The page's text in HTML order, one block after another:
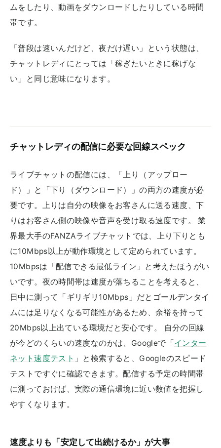
ムをしたり、動画をダウンロードしたりしている時間
帯です。
「普段は速いんだけど、夜だけ遅い」という状態は、
チャットレディにとっては「稼ぎたいときに稼げな
い」と同じ意味になります。
チャットレディの配信に必要な回線スペック
ライブチャットの配信には、「上り（アップロー
ド）」と「下り（ダウンロード）」の両方の速度が必
要です。上りは自分の映像をお客さんに送る速度、下
りはお客さん側の映像や音声を受け取る速度です。 業
界最大手のFANZAライブチャットでは、上り下りとも
に10Mbps以上が動作環境として定められています。
10Mbpsは「配信できる最低ライン」と考えたほうがい
いです。夜の時間帯は速度が落ちることを考えると、
日中に測って「ギリギリ10Mbps」だとゴールデンタイ
ムには足りなくなる可能性があるため、余裕を持って
20Mbps以上出ている環境だと安心です。 自分の回線
が今どのくらいの速度なのかは、Googleで「 インター
ネット速度テスト 」と検索すると、Googleのスピード
テストですぐに確認できます。配信する予定の時間帯
に測っておけば、実際の通信環境に近い数値を把握し
やすくなります。
速度よりも「安定して出続けるか」が大事